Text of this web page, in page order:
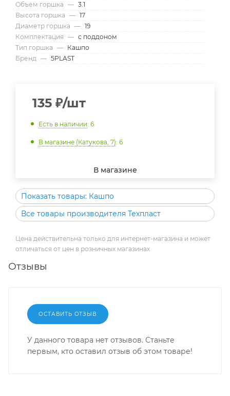
Объем горшка — 3.1
Высота горшка — 17
Диаметр горшка — 19
Комплектация — с поддоном
Тип горшка — Кашпо
Бренд — 5PLAST
135 ₽/шт
Есть в наличии: 6
В магазине (Катукова, 7): 6
В магазине
Показать товары: Кашпо
Все товары производителя Техпласт
Цена действительна только для интернет-магазина и может
отличаться от цен в розничных магазинах
Отзывы
ОСТАВИТЬ ОТЗЫВ
У данного товара нет отзывов. Станьте
первым, кто оставил отзыв об этом товаре!